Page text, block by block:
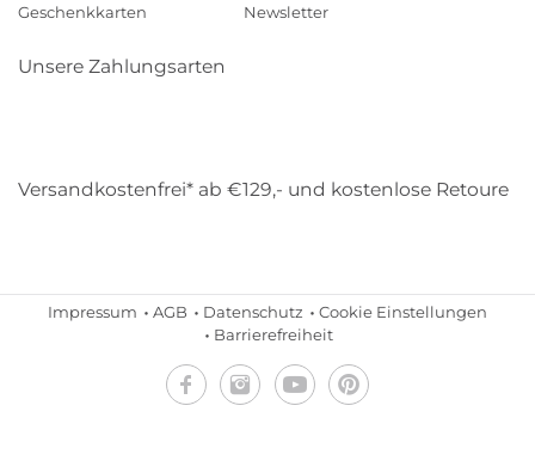
Geschenkkarten
Newsletter
Unsere Zahlungsarten
Versandkostenfrei* ab €129,- und kostenlose Retoure
Impressum AGB Datenschutz
Cookie Einstellungen
Barrierefreiheit